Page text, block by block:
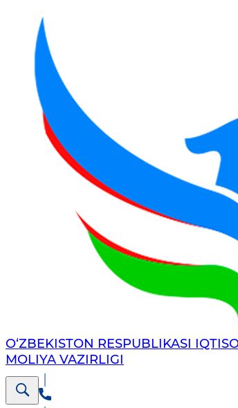
O‘ZBEKISTON RESPUBLIKASI
MOLIYA VAZIRLIGI